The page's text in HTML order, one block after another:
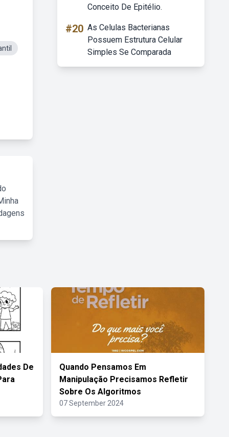
Conceito De Epitélio.
#20 As Celulas Bacterianas
Possuem Estrutura Celular
Simples Se Comparada
De
Quando Pensamos Em
Manipulação Precisamos Refletir
Sobre Os Algoritmos
07 September 2024